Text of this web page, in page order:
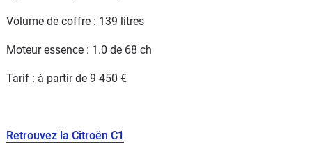
Volume de coffre : 139 litres
Moteur essence : 1.0 de 68 ch
Tarif : à partir de 9 450 €
Retrouvez la Citroën C1